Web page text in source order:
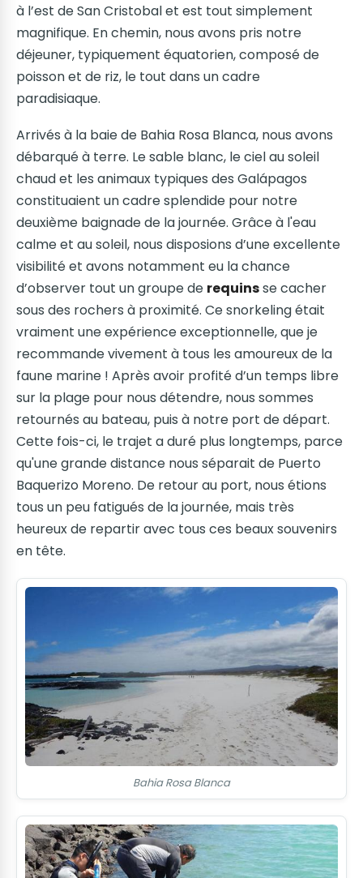
à l’est de San Cristobal et est tout simplement
magnifique. En chemin, nous avons pris notre
déjeuner, typiquement équatorien, composé de
poisson et de riz, le tout dans un cadre
paradisiaque.
Arrivés à la baie de Bahia Rosa Blanca, nous avons
débarqué à terre. Le sable blanc, le ciel au soleil
chaud et les animaux typiques des Galápagos
constituaient un cadre splendide pour notre
deuxième baignade de la journée. Grâce à l'eau
calme et au soleil, nous disposions d’une excellente
visibilité et avons notamment eu la chance
d’observer tout un groupe de requinsse cacher
sous des rochers à proximité. Ce snorkeling était
vraiment une expérience exceptionnelle, que je
recommande vivement à tous les amoureux de la
faune marine ! Après avoir profité d’un temps libre
sur la plage pour nous détendre, nous sommes
retournés au bateau, puis à notre port de départ.
Cette fois-ci, le trajet a duré plus longtemps, parce
qu'une grande distance nous séparait de Puerto
Baquerizo Moreno. De retour au port, nous étions
tous un peu fatigués de la journée, mais très
heureux de repartir avec tous ces beaux souvenirs
en tête.
Bahia Rosa Blanca